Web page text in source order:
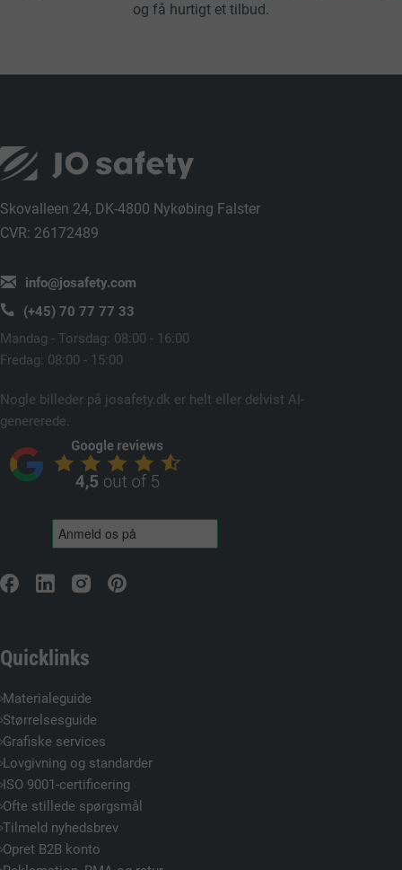
og få hurtigt et tilbud.
Skovalleen 24, DK-4800 Nykøbing Falster
CVR: 26172489
info@josafety.com
(+45) 70 77 77 33
Mandag - Torsdag: 08:00 - 16:00
Fredag: 08:00 - 15:00
Nogle billeder på josafety.dk er helt eller delvist AI-
genererede.
Quicklinks
Materialeguide
Størrelsesguide
Grafiske services
Lovgivning og standarder
ISO 9001-certificering
Ofte stillede spørgsmål
Tilmeld nyhedsbrev
Opret B2B konto